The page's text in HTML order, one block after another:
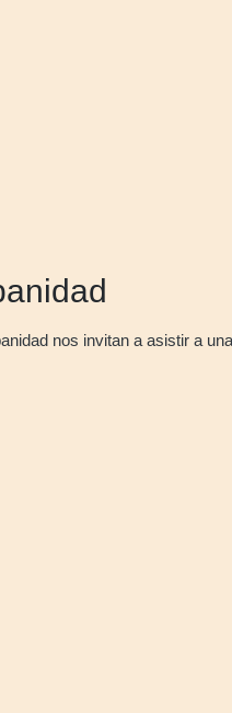
nos invitan a asistir a